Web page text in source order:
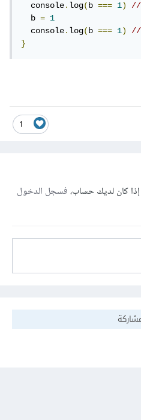
  console
.log(b === 1)
  b
=
1
  console
.log(b === 1)
}
1
كان لديك حساب،فسجل الدخول